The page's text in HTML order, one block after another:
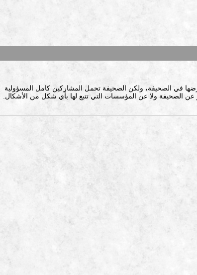
في الصحيفة، ولكن الصحيفة تحمل المشاركين كامل المسؤولية
الصحيفة ولا عن المؤسسات التي تتبع لها بأي شكل من الأشكال.